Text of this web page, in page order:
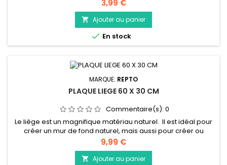
grimper.
Prix
3,99 €
 Ajouter au panier
 En stock
MARQUE: REPTO
PLAQUE LIEGE 60 X 30 CM
Commentaire(s): 0
Le liège est un magnifique matériau naturel. Il est idéal pour
créer un mur de fond naturel, mais aussi pour créer ou
décorer soi-même des cachettes ou des installations pour
grimper.
Prix
9,99 €
 Ajouter au panier